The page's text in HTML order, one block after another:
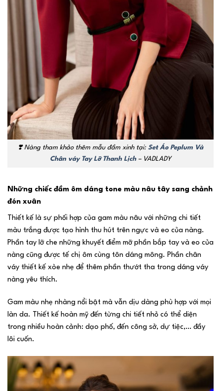
❣️Nàng tham khảo thêm mẫu đầm xinh tại: Set Áo Peplum Và
Chân váy Tay Lỡ Thanh Lịch– VADLADY
Những chiếc đầm ôm dáng tone màu nâu tây sang chảnh
đón xuân
Thiết kế là sự phối hợp của gam màu nâu với những chi tiết
màu trắng được tạo hình thu hút trên ngực và eo của nàng.
Phần tay lỡ che những khuyết điểm mỡ phần bắp tay và eo của
nàng cũng được tế chị ôm cùng tôn dáng mông. Phần chân
váy thiết kế xòe nhẹ để thêm phần thướt tha trong dáng váy
nàng yêu thích.
Gam màu nhẹ nhàng nổi bật mà vẫn dịu dàng phù hợp với mọi
làn da. Thiết kế hoàn mỹ đến từng chi tiết nhỏ có thể diện
trong nhiều hoàn cảnh: dạo phố, đến công sở, dự tiệc,… đầy
lôi cuốn.